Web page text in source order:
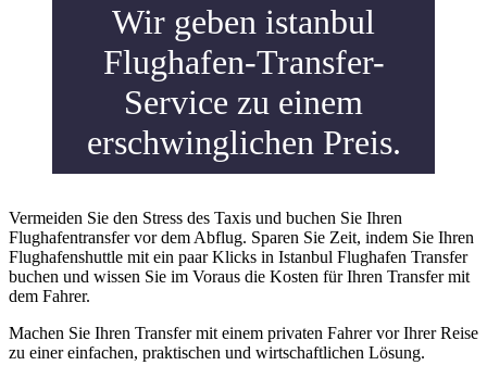
Wir geben istanbul
Flughafen-Transfer-
Service zu einem
erschwinglichen Preis.
Vermeiden Sie den Stress des Taxis und buchen Sie Ihren
Flughafentransfer vor dem Abflug. Sparen Sie Zeit, indem Sie Ihren
Flughafenshuttle mit ein paar Klicks in Istanbul Flughafen Transfer
buchen und wissen Sie im Voraus die Kosten für Ihren Transfer mit
dem Fahrer.
Machen Sie Ihren Transfer mit einem privaten Fahrer vor Ihrer Reise
zu einer einfachen, praktischen und wirtschaftlichen Lösung.